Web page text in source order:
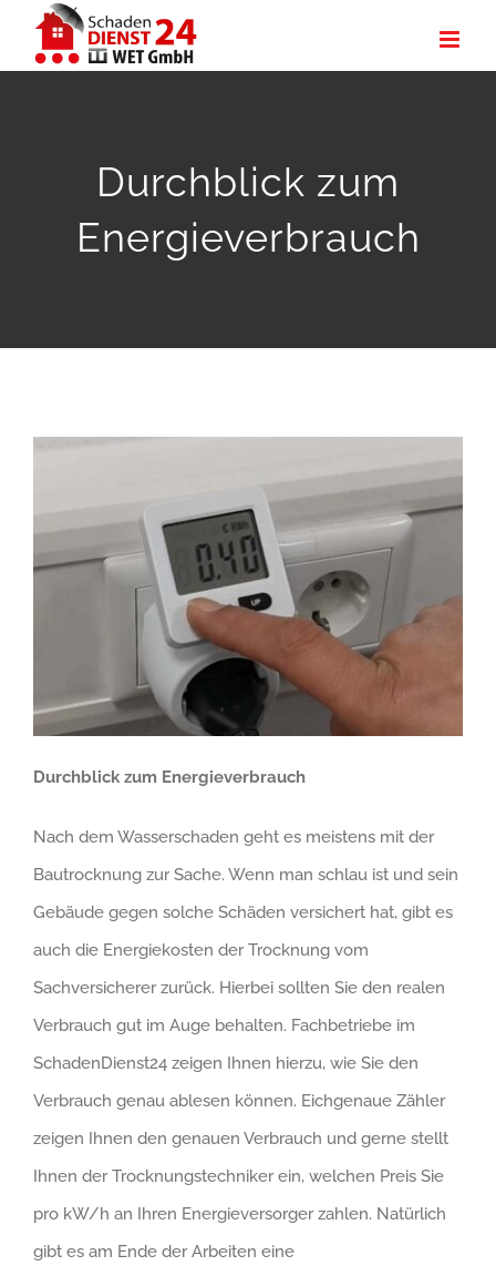
Inhalt
Durchblick zum
Energieverbrauch
Durchblick zum Energieverbrauch
Nach dem Wasserschaden geht es meistens mit der
Bautrocknung zur Sache. Wenn man schlau ist und sein
Gebäude gegen solche Schäden versichert hat, gibt es
auch die Energiekosten der Trocknung vom
Sachversicherer zurück. Hierbei sollten Sie den realen
Verbrauch gut im Auge behalten. Fachbetriebe im
SchadenDienst24 zeigen Ihnen hierzu, wie Sie den
Verbrauch genau ablesen können. Eichgenaue Zähler
zeigen Ihnen den genauen Verbrauch und gerne stellt
Ihnen der Trocknungstechniker ein, welchen Preis Sie
pro kW/h an Ihren Energieversorger zahlen. Natürlich
gibt es am Ende der Arbeiten eine